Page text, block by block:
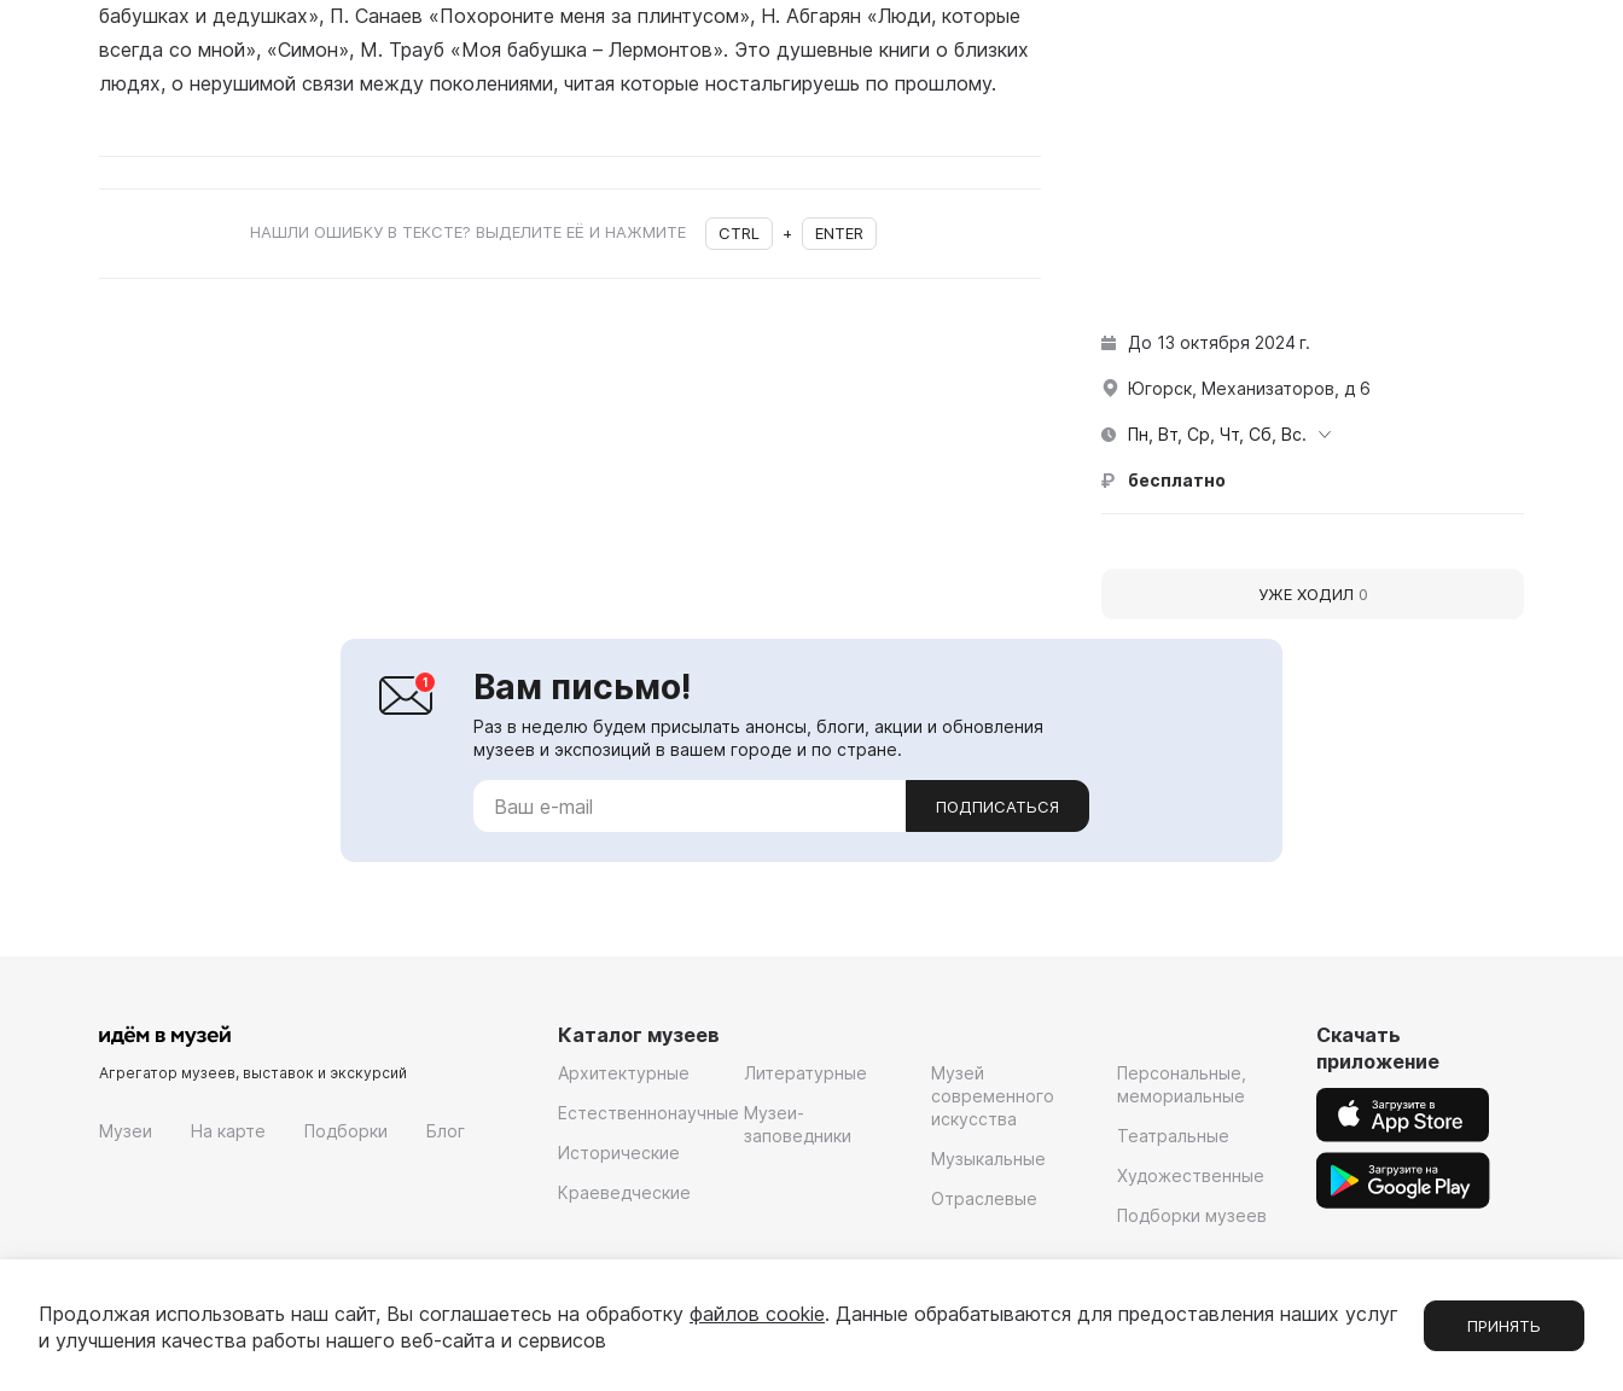
бабушках и дедушках», П. Санаев «Похороните меня за плинтусом», Н. Абгарян «Люди, которые
всегда со мной», «Симон», М. Трауб «Моя бабушка – Лермонтов». Это душевные книги о близких
людях, о нерушимой связи между поколениями, читая которые ностальгируешь по прошлому.
НАШЛИ ОШИБКУ В ТЕКСТЕ? ВЫДЕЛИТЕ ЕЁ И НАЖМИТЕ CTRL + ENTER
До 13 октября 2024 г.
Югорск, Механизаторов, д 6
Пн, Вт, Ср, Чт, Сб, Вс.
бесплатно
УЖЕ ХОДИЛ 0
Вам письмо!
Раз в неделю будем присылать анонсы, блоги, акции и обновления
музеев и экспозиций в вашем городе и по стране.
ПОДПИСАТЬСЯ
Агрегатор музеев, выставок и экскурсий
Музеи На карте Подборки Блог
Каталог музеев
Архитектурные
Естественнонаучные
Исторические
Краеведческие
Литературные
Музеи-
заповедники
Музей
современного
искусства
Музыкальные
Отраслевые
Персональные,
мемориальные
Театральные
Художественные
Подборки музеев
Скачать
приложение
Продолжая использовать наш сайт, Вы соглашаетесь на обработку файлов cookie. Данные обрабатываются для предоставления наших услуг
и улучшения качества работы нашего веб-сайта и сервисов
ПРИНЯТЬ